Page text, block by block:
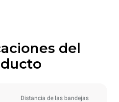
del
Distancia de las bandejas